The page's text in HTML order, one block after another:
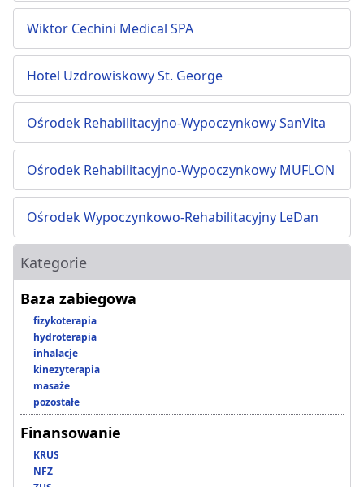
Wiktor Cechini Medical SPA
Hotel Uzdrowiskowy St. George
Ośrodek Rehabilitacyjno-Wypoczynkowy SanVita
Ośrodek Rehabilitacyjno-Wypoczynkowy MUFLON
Ośrodek Wypoczynkowo-Rehabilitacyjny LeDan
Kategorie
Baza zabiegowa
fizykoterapia
hydroterapia
inhalacje
kinezyterapia
masaże
pozostałe
Finansowanie
KRUS
NFZ